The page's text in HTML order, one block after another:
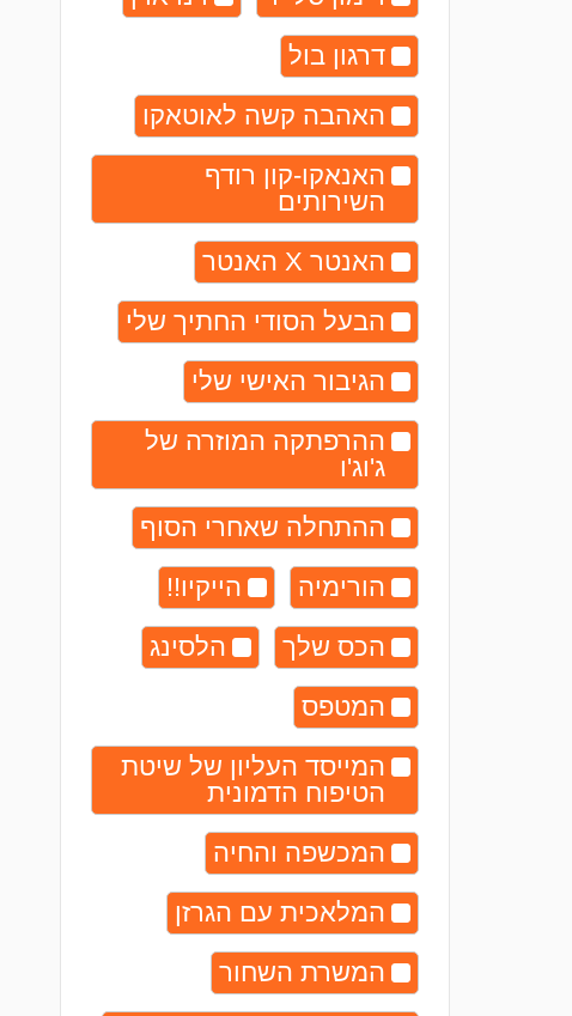
דרגון בול
האהבה קשה לאוטאקו
האנאקו-קון רודף
השירותים
האנטר X האנטר
הבעל הסודי החתיך שלי
הגיבור האישי שלי
ההרפתקה המוזרה של
ג'וג'ו
ההתחלה שאחרי הסוף
הורימיה
הייקיו!!
הכס שלך
הלסינג
המטפס
המייסד העליון של שיטת
הטיפוח הדמונית
המכשפה והחיה
המלאכית עם הגרזן
המשרת השחור